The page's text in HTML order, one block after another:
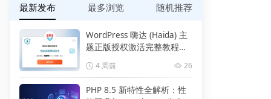
最新发布 最多浏览 随机推荐
WordPress 嗨达 (Haida) 主
题正版授权激活完整教程
4 周前 26
PHP 8.5 新特性全解析：性